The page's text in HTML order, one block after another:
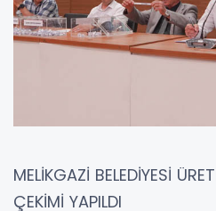
MELİKGAZİ BELEDİYESİ
ÇEKİMİ YAPILDI